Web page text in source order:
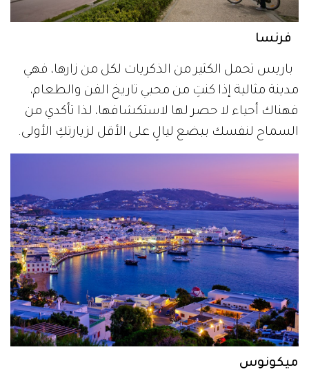
فرنسا
باريس تحمل الكثير من الذكريات لكل من زارها، فهي
مدينة مثالية إذا كنتِ من محبي تاريخ الفن والطعام،
فهناك أحياء لا حصر لها لاستكشافها، لذا تأكدي من
السماح لنفسك ببضع ليالٍ على الأقل لزيارتكِ الأولى.
ميكونوس